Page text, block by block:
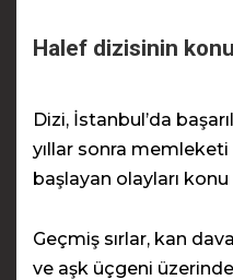
Halef dizisinin
Dizi, İstanbul’da
yıllar sonra memleketi
başlayan olayları konu
Geçmiş sırlar, kan
ve aşk üçgeni